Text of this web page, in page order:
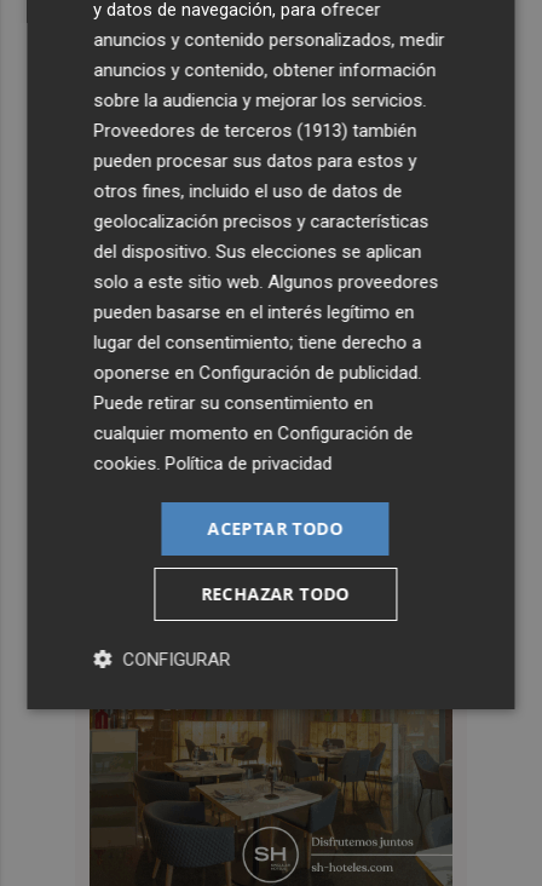
y datos de navegación, para ofrecer
anuncios y contenido personalizados, medir
anuncios y contenido, obtener información
sobre la audiencia y mejorar los servicios.
Proveedores de terceros (1913) también
pueden procesar sus datos para estos y
otros fines, incluido el uso de datos de
geolocalización precisos y características
del dispositivo. Sus elecciones se aplican
solo a este sitio web. Algunos proveedores
pueden basarse en el interés legítimo en
lugar del consentimiento; tiene derecho a
oponerse enConfiguración de publicidad
Puede retirar su consentimiento en
cualquier momento enConfiguración de
cookies .Política de privacidad
ACEPTAR TODO
RECHAZAR TODO
CONFIGURAR